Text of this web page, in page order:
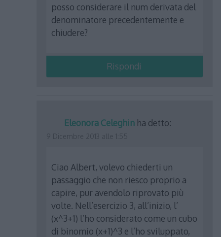
posso considerare il num derivata del
denominatore precedentemente e
chiudere?
Rispondi
Eleonora Celeghin ha detto:
Ciao Albert, volevo chiederti un
passaggio che non riesco proprio a
capire, pur avendolo riprovato più
volte. Nell’esercizio 3, all’inizio, l’
(x^3+1) l’ho considerato come un cubo
di binomio (x+1)^3 e l’ho sviluppato,